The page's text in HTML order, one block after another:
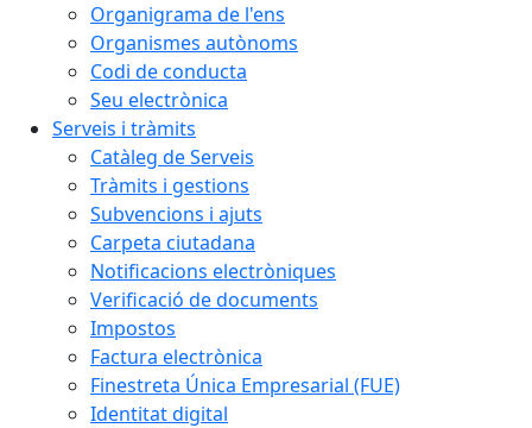
Organigrama de l'ens
Organismes autònoms
Codi de conducta
Seu electrònica
Serveis i tràmits
Catàleg de Serveis
Tràmits i gestions
Subvencions i ajuts
Carpeta ciutadana
Notificacions electròniques
Verificació de documents
Impostos
Factura electrònica
Finestreta Única Empresarial (FUE)
Identitat digital